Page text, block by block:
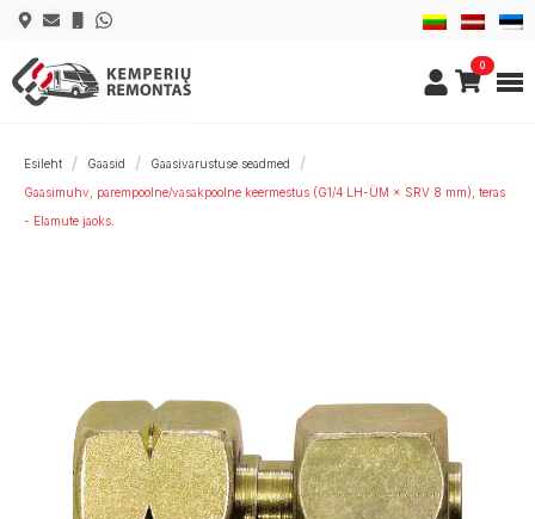
0
Esileht Gaasid
Gaasivarustuse seadmed
Gaasimuhv, parempoolne/vasakpoolne keermestus (G1/4 LH-ÜM × SRV 8 mm), teras
- Elamute jaoks.